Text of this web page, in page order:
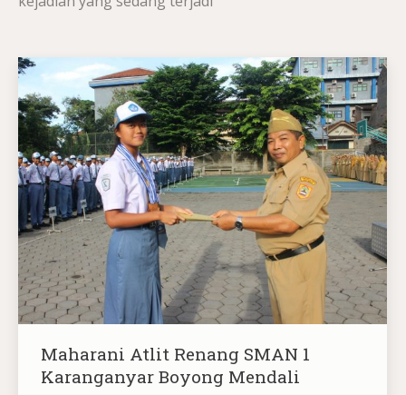
Maharani Atlit Renang SMAN 1
Karanganyar Boyong Mendali